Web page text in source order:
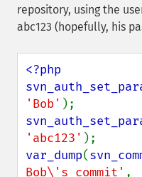
repository, using the
abc123 (hopefully, his
<?php
'Bob'
'abc123'
var_dump(
Bob\'s commit' ,